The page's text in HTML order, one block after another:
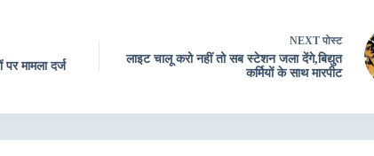
मामला दर्ज
NEXT पोस्ट
लाइट चालू करो नहीं तो सब स्टेशन जला देंगे,बिद्युत
कर्मियों के साथ मारपीट